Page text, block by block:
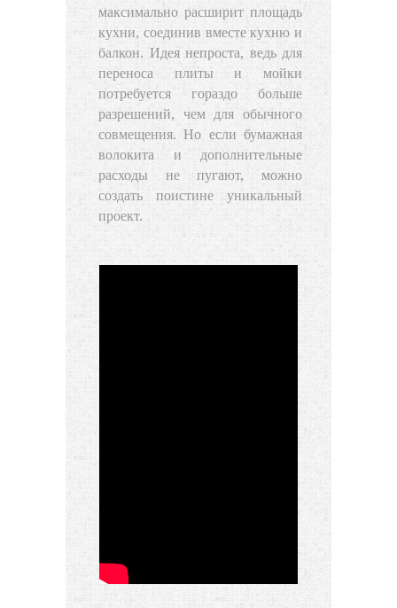
максимально расширит площадь
кухни, соединив вместе кухню и
балкон. Идея непроста, ведь для
переноса плиты и мойки
потребуется гораздо больше
разрешений, чем для обычного
совмещения. Но если бумажная
волокита и дополнительные
расходы не пугают, можно
создать поистине уникальный
проект.